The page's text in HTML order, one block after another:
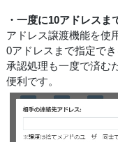
・一度に10アドレス
アドレス譲渡機能を使
0アドレスまで指定でき
承認処理も一度で済む
便利です。